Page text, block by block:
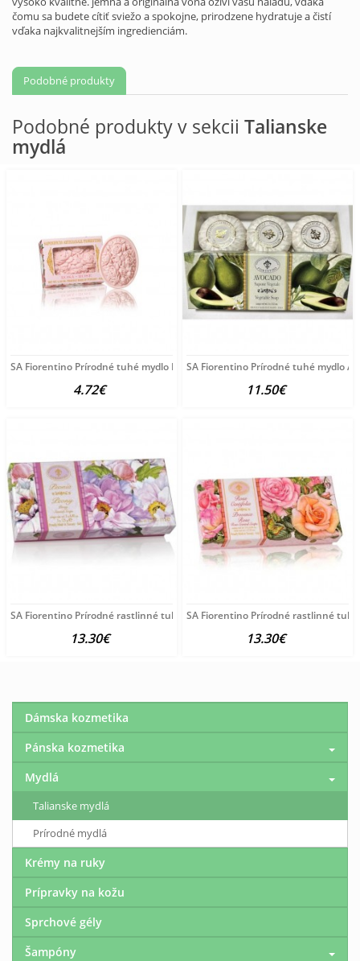
čomu sa budete cítiť sviežo a spokojne, prirodzene hydratuje a čistí
vďaka najkvalitnejším ingredienciám.
Podobné produkty
Podobné produkty v sekcii Talianske
mydlá
SA Fiorentino Prírodné tuhé mydlo Ruža 125 g
4.72€
SA Fiorentino Prírodné tuhé mydlo
11.50€
SA Fiorentino Prírodné rastlinné tuhé mydlo Pivónia 3x125
13.30€
SA Fiorentino Prírodné rastlinné
13.30€
Dámska kozmetika
Pánska kozmetika
Mydlá
Talianske mydlá
Prírodné mydlá
Krémy na ruky
Prípravky na kožu
Sprchové gély
Šampóny